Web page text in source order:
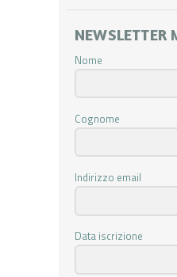
Nome
Cognome
Indirizzo email
Data iscrizione